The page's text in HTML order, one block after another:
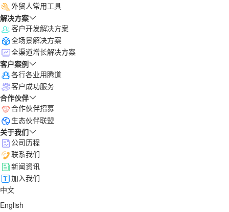
外贸人常用工具
解决方案
客户开发解决方案
全场景解决方案
全渠道增长解决方案
客户案例
各行各业用腾道
客户成功服务
合作伙伴
合作伙伴招募
生态伙伴联盟
关于我们
公司历程
联系我们
新闻资讯
加入我们
中文
English